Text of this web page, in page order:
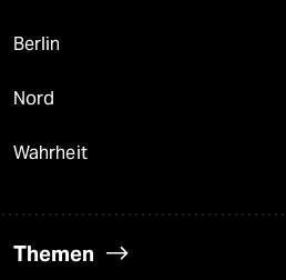
Berlin
Nord
Wahrheit
Themen